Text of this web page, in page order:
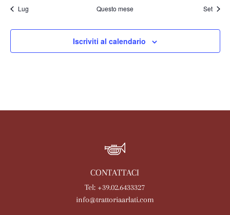
Lug Questo mese Set
Iscriviti al calendario
CONTATTACI
Tel: +39.02.6433327
info@trattoriaarlati.com